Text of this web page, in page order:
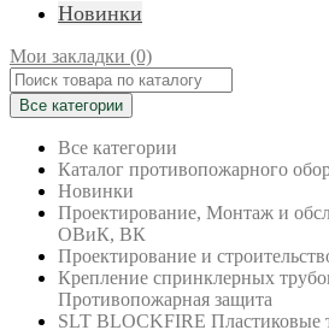
Новинки
Мои закладки (0)
Все категории
Все категории
Каталог противопожарного
Новинки
Проектирование, Монтаж и
ОВиК, ВК
Проектирование и
Крепление спринклерных
Противопожарная защита
SLT BLOCKFIRE Пластиковые